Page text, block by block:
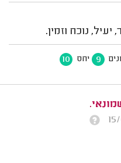
נוכח וזמין.
9 יחס 10